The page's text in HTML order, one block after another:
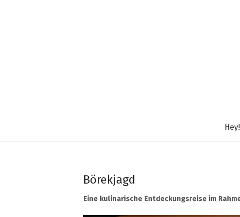
Hey!
Börekjagd
Eine kulinarische Entdeckungsreise im